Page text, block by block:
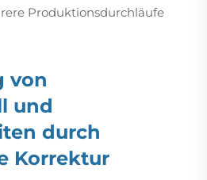
Produktionsdurchläufe
von
und
durch
Korrektur